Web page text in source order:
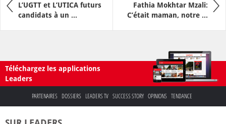
L’UGTT et L’UTICA futurs
candidats à un ...
Fathia Mokhtar Mzali:
C’était maman, notre ...
Téléchargez les applications
Leaders
PARTENAIRES DOSSIERS LEADERS TV SUCCESS STORY OPINIONS TENDANCE